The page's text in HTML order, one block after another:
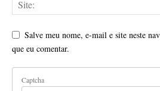
Salve meu nome, e-mail e site neste
que eu comentar.
Captcha